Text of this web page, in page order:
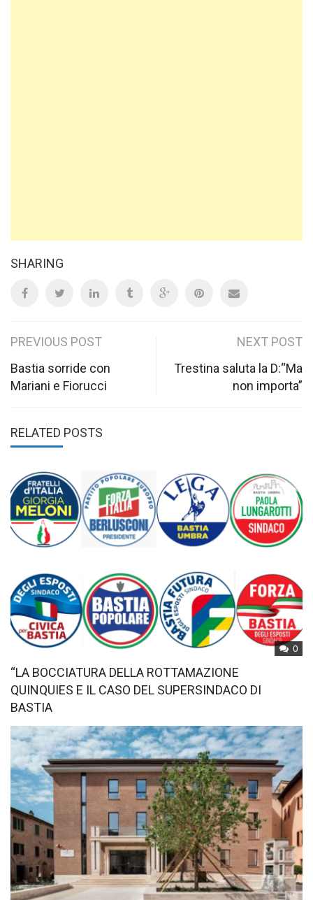
SHARING
Post
navigation
PREVIOUS POST
Bastia sorride con
Mariani e Fiorucci
NEXT POST
Trestina saluta la D:“Ma
non importa”
RELATED POSTS
0
“LA BOCCIATURA DELLA ROTTAMAZIONE
QUINQUIES E IL CASO DEL SUPERSINDACO DI
BASTIA